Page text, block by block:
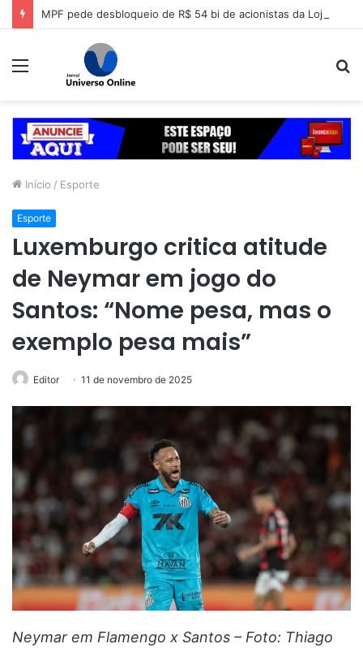
Menu
Início / Esporte
Esporte
Luxemburgo critica atitude
de Neymar em jogo do
Santos: “Nome pesa, mas o
exemplo pesa mais”
Editor 11 de novembro de 2025
Neymar em Flamengo x Santos – Foto: Thiago